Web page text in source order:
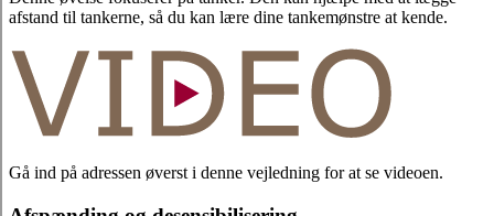
afstand til tankerne, så du kan lære dine tankemønstre at kende.
Gå ind på adressen øverst i denne vejledning for at se videoen.